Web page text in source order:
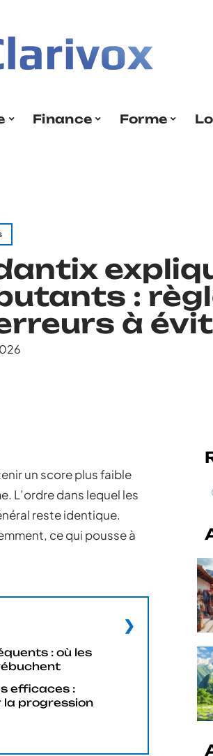
Finance Forme
:
à
un score plus faible
L’ordre dans lequel les
reste identique.
ce qui pousse à
: où les
efficaces :
la progression